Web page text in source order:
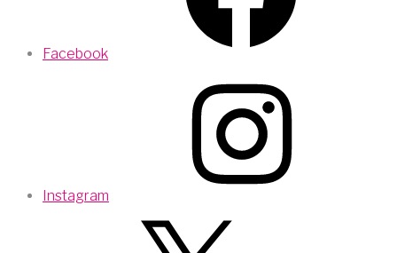
Facebook
Instagram